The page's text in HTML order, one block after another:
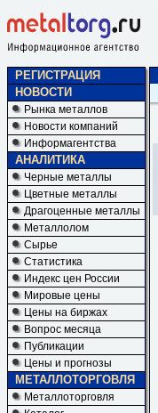
РЕГИСТРАЦИЯ
НОВОСТИ
Рынка металлов
Новости компаний
Информагентства
АНАЛИТИКА
Черные металлы
Цветные металлы
Драгоценные металлы
Металлолом
Сырье
Статистика
Индекс цен России
Мировые цены
Цены на биржах
Вопрос месяца
Публикации
Цены и прогнозы
МЕТАЛЛОТОРГОВЛЯ
Металлоторговля